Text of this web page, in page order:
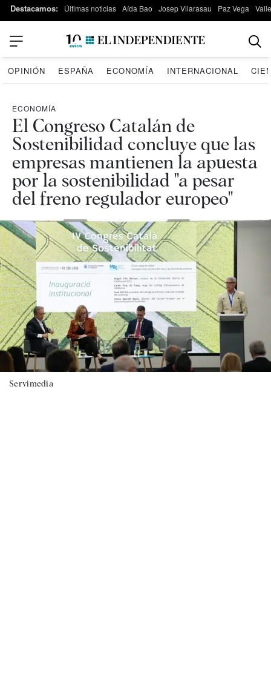
Destacamos: Últimas noticias Aída Bao Josep Vilarasau Paz Vega
OPINIÓN ESPAÑA ECONOMÍA INTERNACIONAL
ECONOMÍA
El Congreso Catalán de
Sostenibilidad concluye que las
empresas mantienen la apuesta
por la sostenibilidad "a pesar
del freno regulador europeo"
Servimedia